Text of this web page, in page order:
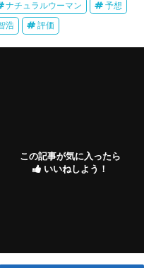
ナチュラルウーマン 予想
浩 評価
この記事が気に入ったら
いいねしよう！